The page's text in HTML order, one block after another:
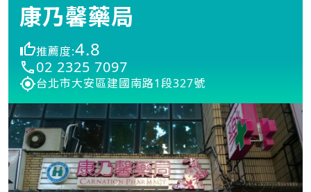
康乃馨藥局
推薦度:4.8
02 2325 7097
台北市大安區建國南路1段327號